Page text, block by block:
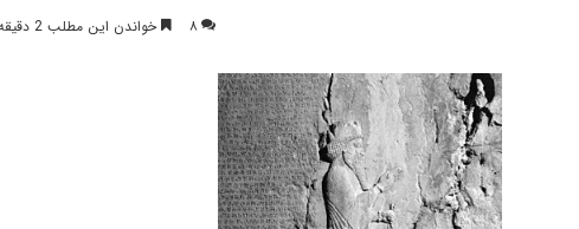
۸ خواندن این مطلب 2 دقیقه زمان میبرد